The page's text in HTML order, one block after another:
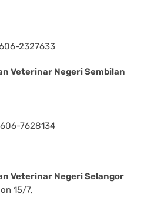
2327633
Veterinar Negeri Sembilan
7628134
Veterinar Negeri Selangor
15/7,